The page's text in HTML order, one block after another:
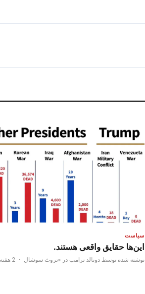
سیاست
این‌ها حقایق واقعی هستند.
نوشته شده توسط دونالد ترامپ در «تروث سوشال · 2 هفته پیش